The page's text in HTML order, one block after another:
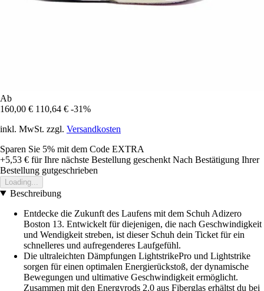
Ab
160,00 € 110,64 € -31%
inkl. MwSt. zzgl. Versandkosten
Sparen Sie 5% mit dem Code EXTRA
+5,53 € für Ihre nächste Bestellung geschenkt Nach Bestätigung Ihrer
Bestellung gutgeschrieben
Loading...
Beschreibung
Entdecke die Zukunft des Laufens mit dem Schuh Adizero
Boston 13. Entwickelt für diejenigen, die nach Geschwindigkeit
und Wendigkeit streben, ist dieser Schuh dein Ticket für ein
schnelleres und aufregenderes Laufgefühl.
Die ultraleichten Dämpfungen LightstrikePro und Lightstrike
sorgen für einen optimalen Energierückstoß, der dynamische
Bewegungen und ultimative Geschwindigkeit ermöglicht.
Zusammen mit den Energyrods 2.0 aus Fiberglas erhältst du bei